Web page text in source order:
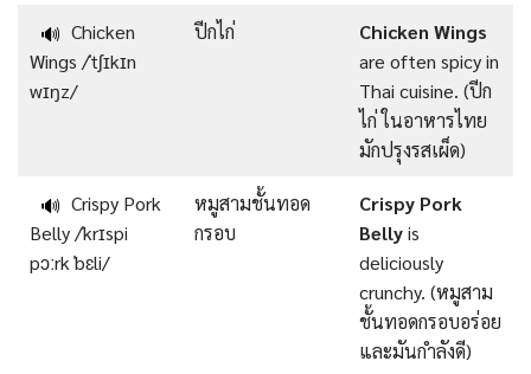
🔊 Chicken
Wings /ˈtʃɪkɪn
wɪŋz/
ปีกไก่
Chicken Wings
are often spicy in
Thai cuisine. (ปีก
ไก่ ในอาหารไทย
มักปรุงรสเผ็ด)
🔊 Crispy Pork
Belly /ˈkrɪspi
pɔːrk ˈbɛli/
หมูสามชั้นทอด
กรอบ
Crispy Pork
Bellyis
deliciously
crunchy. (หมูสาม
ชั้นทอดกรอบอร่อย
และมันกำลังดี)